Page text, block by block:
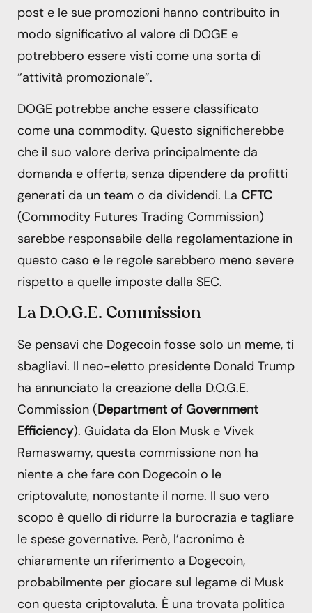
post e le sue promozioni hanno contribuito in
modo significativo al valore di DOGE e
potrebbero essere visti come una sorta di
“attività promozionale”.
DOGE potrebbe anche essere classificato
come una commodity. Questo significherebbe
che il suo valore deriva principalmente da
domanda e offerta, senza dipendere da profitti
generati da un team o da dividendi. La CFTC
(Commodity Futures Trading Commission)
sarebbe responsabile della regolamentazione in
questo caso e le regole sarebbero meno severe
rispetto a quelle imposte dalla SEC.
La D.O.G.E. Commission
Se pensavi che Dogecoin fosse solo un meme, ti
sbagliavi. Il neo-eletto presidente Donald Trump
ha annunciato la creazione della D.O.G.E.
Commission (Department of Government
Efficiency). Guidata da Elon Musk e Vivek
Ramaswamy, questa commissione non ha
niente a che fare con Dogecoin o le
criptovalute, nonostante il nome. Il suo vero
scopo è quello di ridurre la burocrazia e tagliare
le spese governative. Però, l’acronimo è
chiaramente un riferimento a Dogecoin,
probabilmente per giocare sul legame di Musk
con questa criptovaluta. È una trovata politica